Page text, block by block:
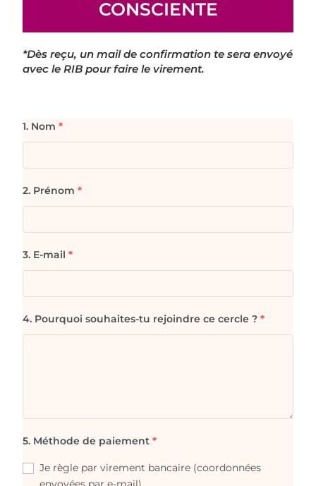
CONSCIENTE
*Dès reçu, un mail de confirmation te sera envoyé
avec le RIB pour faire le virement.
1. Nom *
2. Prénom *
3. E-mail *
4. Pourquoi souhaites-tu rejoindre ce cercle ? *
5. Méthode de paiement *
Je règle par virement bancaire (coordonnées